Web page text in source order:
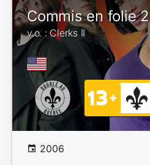
Commis en folie 2
v.o. : Clerks II
2006